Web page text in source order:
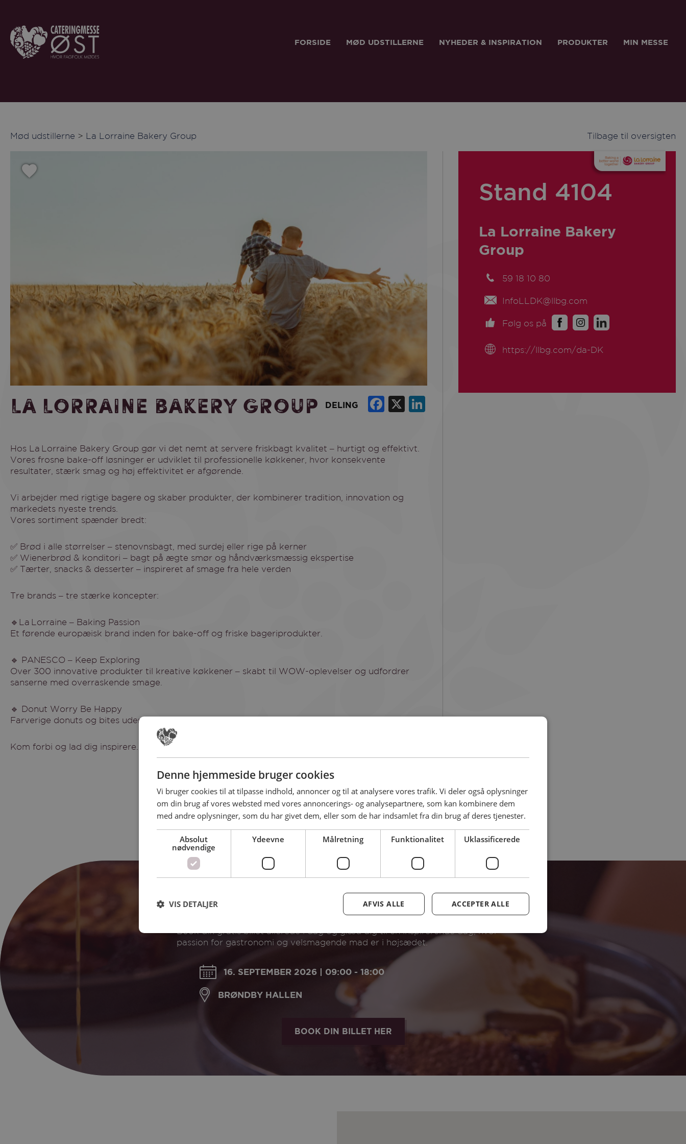
FORSIDE MØD UDSTILLERNE NYHEDER & INSPIRATION PRODUKTER MIN MESSE
Mød udstillerne > La Lorraine Bakery Group Tilbage til oversigten
La Lorraine Bakery Group DELING Facebook
X
Hos La Lorraine Bakery Group gør vi det nemt at servere friskbagt kvalitet – hurtigt og effektivt.
Vores frosne bake-off løsninger er udviklet til professionelle køkkener, hvor konsekvente
resultater, stærk smag og høj effektivitet er afgørende.
Vi arbejder med rigtige bagere og skaber produkter, der kombinerer tradition, innovation og
markedets nyeste trends.
Vores sortiment spænder bredt:
✅ Brød i alle størrelser – stenovnsbagt, med surdej eller rige på kerner
✅ Wienerbrød & konditori – bagt på ægte smør og håndværksmæssig ekspertise
✅ Tærter, snacks & desserter – inspireret af smage fra hele verden
Tre brands – tre stærke koncepter:
🔹La Lorraine – Baking Passion
Et førende europæisk brand inden for bake-off og friske bageriprodukter.
🔹 PANESCO – Keep Exploring
Over 300 innovative produkter til kreative køkkener – skabt til WOW-oplevelser og udfordrer
sanserne med overraskende smage.
🔹 Donut Worry Be Happy
Farverige donuts og bites uden kunstige farve- og smagsstoffer.
Kom forbi og lad dig inspirere.
Stand 4104
La Lorraine Bakery
Group
59 18 10 80
InfoLLDK@llbg.com
Følg os på
https://llbg.com/da-DK
Book din gratis billet I dag
Book din gratis billet allerede i dag og glæd dig til en inspirerende dag, hvor
passion for gastronomi og velsmagende mad er i højsædet.
16. SEPTEMBER 2026 | 09:00 - 18:00
BRØNDBY HALLEN
BOOK DIN BILLET HER
Denne hjemmeside bruger cookies
Vi bruger cookies til at tilpasse indhold, annoncer og til at analysere vores trafik. Vi deler også oplysninger
om din brug af vores websted med vores annoncerings- og analysepartnere, som kan kombinere dem
med andre oplysninger, som du har givet dem, eller som de har indsamlet fra din brug af deres tjenester.
Absolut
nødvendige
Ydeevne Målretning Funktionalitet Uklassificerede
ACCEPTER ALLE
AFVIS ALLE
VIS DETALJER